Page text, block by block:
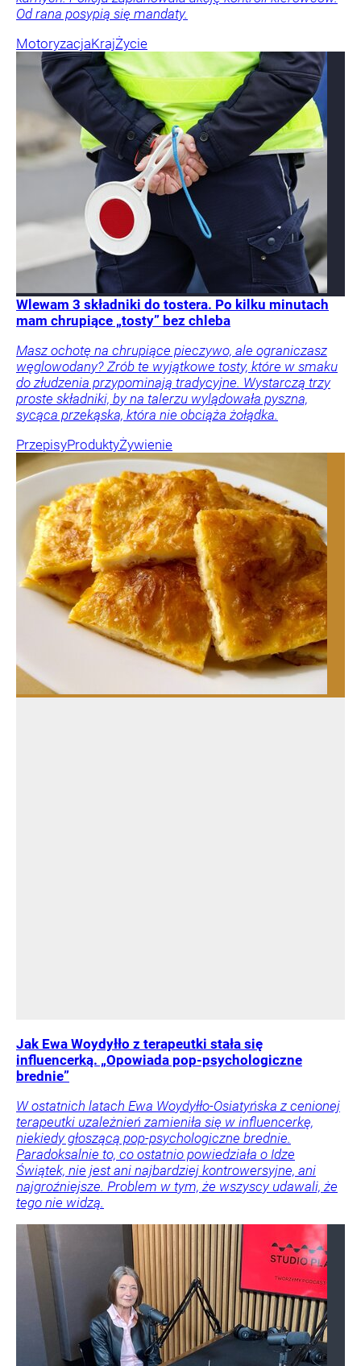
Od rana posypią się mandaty.
MotoryzacjaKrajŻycie
Wlewam 3 składniki do tostera. Po kilku minutach
mam chrupiące „tosty” bez chleba
Masz ochotę na chrupiące pieczywo, ale ograniczasz
węglowodany? Zrób te wyjątkowe tosty, które w smaku
do złudzenia przypominają tradycyjne. Wystarczą trzy
proste składniki, by na talerzu wylądowała pyszna,
sycąca przekąska, która nie obciąża żołądka.
PrzepisyProduktyŻywienie
Jak Ewa Woydyłło z terapeutki stała się
influencerką. „Opowiada pop-psychologiczne
brednie”
W ostatnich latach Ewa Woydyłło-Osiatyńska z cenionej
terapeutki uzależnień zamieniła się w influencerkę,
niekiedy głoszącą pop-psychologiczne brednie.
Paradoksalnie to, co ostatnio powiedziała o Idze
Świątek, nie jest ani najbardziej kontrowersyjne, ani
najgroźniejsze. Problem w tym, że wszyscy udawali, że
tego nie widzą.